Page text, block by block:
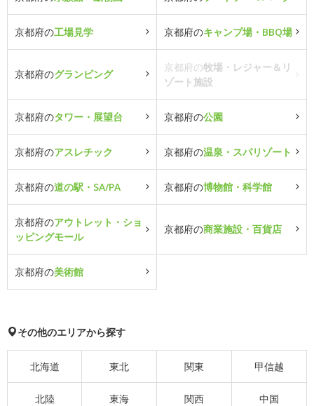
京都府の工場見学 京都府のキャンプ場・BBQ場
京都府のグランピング
京都府の牧場・レジャー＆リ
ゾート施設
京都府のタワー・展望台 京都府の公園
京都府のアスレチック 京都府の温泉・スパリゾート
京都府の道の駅・SA/PA 京都府の博物館・科学館
京都府のアウトレット・ショ
ッピングモール
京都府の商業施設・百貨店
京都府の美術館
その他のエリアから探す
北海道 東北 関東 甲信越
北陸 東海 関西 中国